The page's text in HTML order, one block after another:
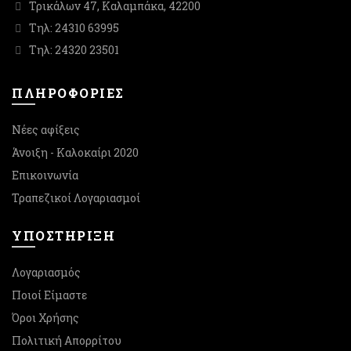
Τρικάλων 47, Καλαμπάκα, 42200
Τηλ: 24310 63995
Τηλ: 24320 23501
ΠΛΗΡΟΦΟΡΙΕΣ
Νέες αφίξεις
Άνοιξη - Καλοκαίρι 2020
Επικοινωνία
Τραπεζικοί Λογαριασμοί
ΥΠΟΣΤΉΡΙΞΗ
Λογαριασμός
Ποιοί Είμαστε
Όροι Χρήσης
Πολιτική Απορρίτου